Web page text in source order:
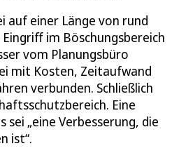
auf einer Länge von rund
im Böschungsbereich
vom Planungsbüro
mit Kosten, Zeitaufwand
verbunden. Schließlich
Eine
sei „eine Verbesserung, die
ist“.